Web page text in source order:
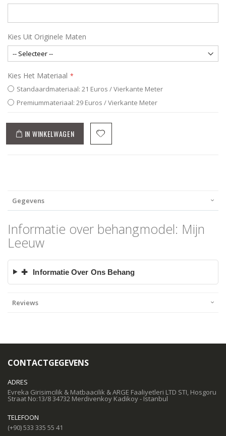
Kies Uit Originele Maten
Kies Het Materiaal
Standaardmateriaal: 21 Euros / Vierkante Meter
Premiummateriaal: 29 Euros / Vierkante Meter
IN WINKELWAGEN
Gegevens
Informatie over behangmodel: Mijn
Leeuw
✚ Informatie Over Ons Behang
Reviews
CONTACTGEGEVENS
ADRES
Evreka Girisimcilik & Matbaacilik & ARGE Faaliyetleri LTD STI, Hosgoru
Straat No:13/8 34732 Merdivenkoy Kadikoy - Istanbul
TELEFOON
(+90) 533 335 55 41